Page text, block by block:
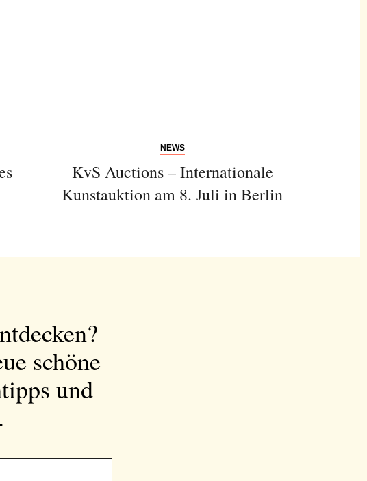
NEWS
KvS Auctions – Internationale
Kunstauktion am 8. Juli in Berlin
schöne
und